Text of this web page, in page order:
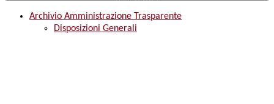
Archivio Amministrazione Trasparente
Disposizioni Generali